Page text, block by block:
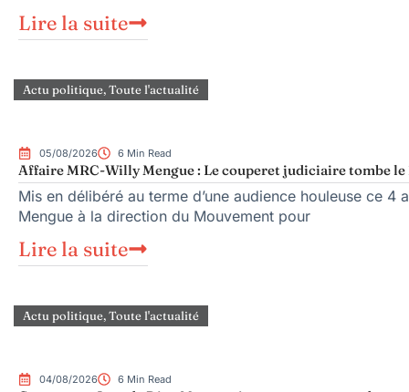
Lire la suite
Actu politique,Toute l'actualité
05/08/2026 6 Min Read
Affaire MRC-Willy Mengue : Le couperet judiciaire tombe le
Mis en délibéré au terme d’une audience houleuse ce
Mengue à la direction du Mouvement pour
Lire la suite
Actu politique,Toute l'actualité
04/08/2026 6 Min Read